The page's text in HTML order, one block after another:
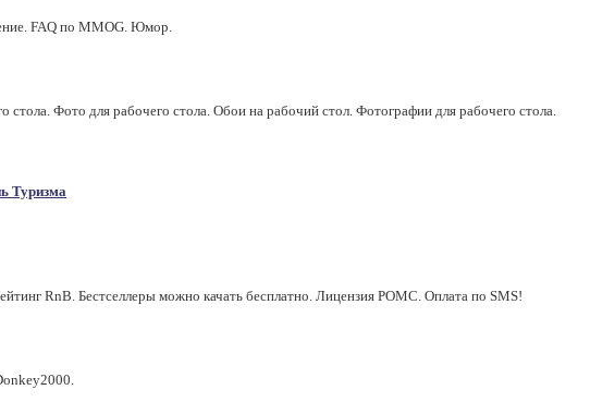
FAQ по MMOG. Юмор.
Фото для рабочего стола. Обои на рабочий стол. Фотографии для рабочего стола.
Туризма
RnB. Бестселлеры можно качать бесплатно. Лицензия РОМС. Оплата по SMS!